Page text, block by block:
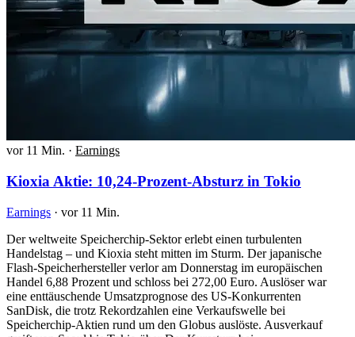
vor 11 Min. · Earnings
Kioxia Aktie: 10,24-Prozent-Absturz in Tokio
Earnings · vor 11 Min.
Der weltweite Speicherchip-Sektor erlebt einen turbulenten
Handelstag – und Kioxia steht mitten im Sturm. Der japanische
Flash-Speicherhersteller verlor am Donnerstag im europäischen
Handel 6,88 Prozent und schloss bei 272,00 Euro. Auslöser war
eine enttäuschende Umsatzprognose des US-Konkurrenten
SanDisk, die trotz Rekordzahlen eine Verkaufswelle bei
Speicherchip-Aktien rund um den Globus auslöste. Ausverkauf